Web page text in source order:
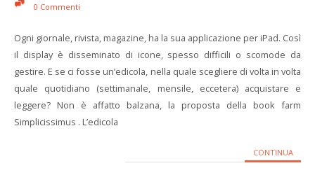
0 Commenti
Ogni giornale, rivista, magazine, ha la sua applicazione per iPad. Così
il display è disseminato di icone, spesso difficili o scomode da
gestire. E se ci fosse un’edicola, nella quale scegliere di volta in volta
quale quotidiano (settimanale, mensile, eccetera) acquistare e
leggere? Non è affatto balzana, la proposta della book farm
Simplicissimus . L’edicola
CONTINUA